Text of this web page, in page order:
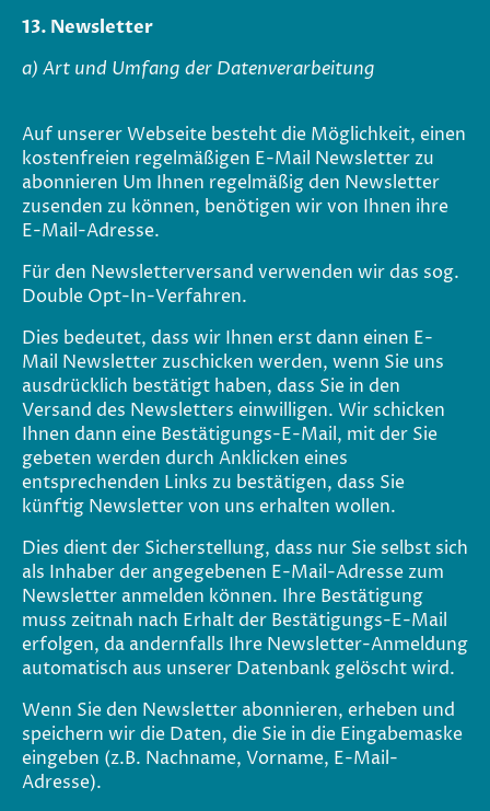
13. Newsletter
a) Art und Umfang der Datenverarbeitung
Auf unserer Webseite besteht die Möglichkeit, einen
kostenfreien regelmäßigen E-Mail Newsletter zu
abonnieren Um Ihnen regelmäßig den Newsletter
zusenden zu können, benötigen wir von Ihnen ihre
E-Mail-Adresse.
Für den Newsletterversand verwenden wir das sog.
Double Opt-In-Verfahren.
Dies bedeutet, dass wir Ihnen erst dann einen E-
Mail Newsletter zuschicken werden, wenn Sie uns
ausdrücklich bestätigt haben, dass Sie in den
Versand des Newsletters einwilligen. Wir schicken
Ihnen dann eine Bestätigungs-E-Mail, mit der Sie
gebeten werden durch Anklicken eines
entsprechenden Links zu bestätigen, dass Sie
künftig Newsletter von uns erhalten wollen.
Dies dient der Sicherstellung, dass nur Sie selbst sich
als Inhaber der angegebenen E-Mail-Adresse zum
Newsletter anmelden können. Ihre Bestätigung
muss zeitnah nach Erhalt der Bestätigungs-E-Mail
erfolgen, da andernfalls Ihre Newsletter-Anmeldung
automatisch aus unserer Datenbank gelöscht wird.
Wenn Sie den Newsletter abonnieren, erheben und
speichern wir die Daten, die Sie in die Eingabemaske
eingeben (z.B. Nachname, Vorname, E-Mail-
Adresse).